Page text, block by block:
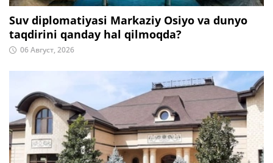
Suv diplomatiyasi Markaziy Osiyo va dunyo
taqdirini qanday hal qilmoqda?
06 Август, 2026